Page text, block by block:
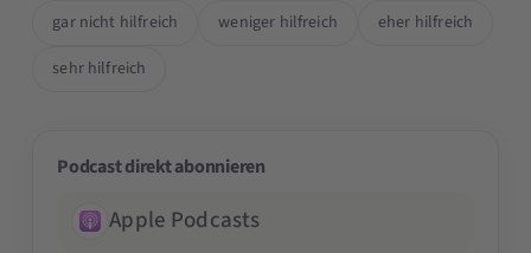
gar nicht hilfreich weniger hilfreich
eher hilfreich
sehr hilfreich
Podcast direkt abonnieren
Apple Podcasts